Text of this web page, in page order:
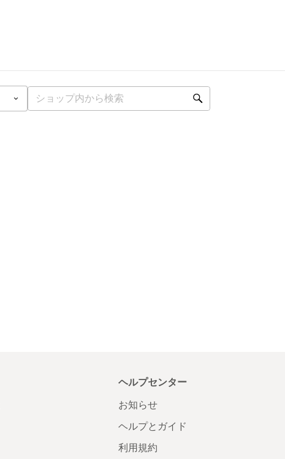
ヘルプセンター
お知らせ
ヘルプとガイド
利用規約